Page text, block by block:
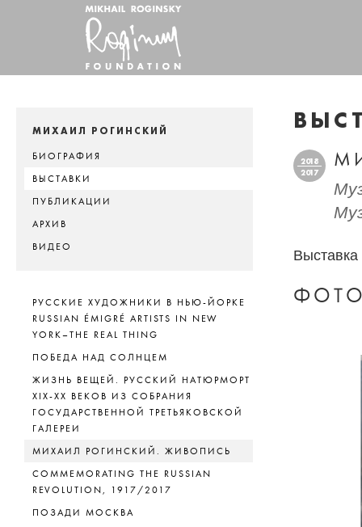
МИХАИЛ РОГИНСКИЙ
БИОГРАФИЯ
ВЫСТАВКИ
ПУБЛИКАЦИИ
АРХИВ
ВИДЕО
РУССКИЕ ХУДОЖНИКИ В НЬЮ-ЙОРКЕ
RUSSIAN ÉMIGRÉ ARTISTS IN NEW
YORK–THE REAL THING
ПОБЕДА НАД СОЛНЦЕМ
ЖИЗНЬ ВЕЩЕЙ. РУССКИЙ НАТЮРМОРТ
XIX-XX ВЕКОВ ИЗ СОБРАНИЯ
ГОСУДАРСТВЕННОЙ ТРЕТЬЯКОВСКОЙ
ГАЛЕРЕИ
МИХАИЛ РОГИНСКИЙ. ЖИВОПИСЬ
COMMEMORATING THE RUSSIAN
REVOLUTION, 1917/2017
ПОЗАДИ МОСКВА
2018
2017
Выставка